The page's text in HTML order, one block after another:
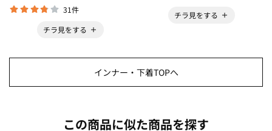
31件
チラ見をする
チラ見をする
インナー・下着TOPへ
この商品に似た商品を探す